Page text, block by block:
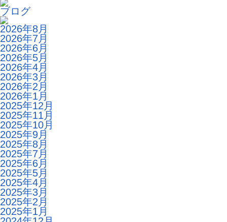
ブログ
2026年8月
2026年7月
2026年6月
2026年5月
2026年4月
2026年3月
2026年2月
2026年1月
2025年12月
2025年11月
2025年10月
2025年9月
2025年8月
2025年7月
2025年6月
2025年5月
2025年4月
2025年3月
2025年2月
2025年1月